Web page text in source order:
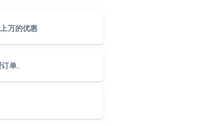
万的优惠
单。